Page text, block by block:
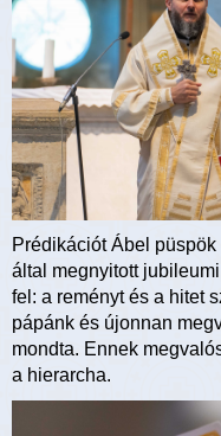
Prédikációt Ábel
által megnyitott
fel: a reményt és a hitet
pápánk és újonnan
mondta. Ennek
a hierarcha.